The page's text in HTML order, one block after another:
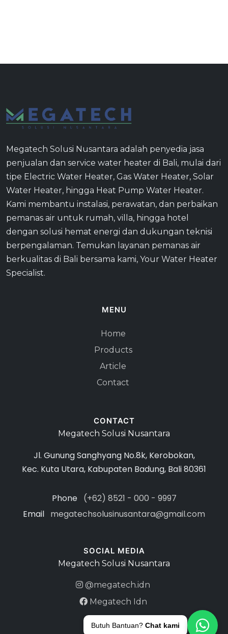
Megatech Solusi Nusantara adalah penyedia jasa
penjualan dan service water heater di Bali, mulai dari
tipe Electric Water Heater, Gas Water Heater, Solar
Water Heater, hingga Heat Pump Water Heater.
Kami membantu instalasi, perawatan, dan perbaikan
pemanas air untuk rumah, villa, hingga hotel
dengan solusi hemat energi dan dukungan teknisi
berpengalaman. Temukan layanan pemanas air
berkualitas di Bali bersama kami, Your Water Heater
Specialist.
MENU
Home
Products
Article
Contact
CONTACT
Megatech Solusi Nusantara
Jl. Gunung Sanghyang No.8k, Kerobokan,
Kec. Kuta Utara, Kabupaten Badung, Bali 80361
Phone (+62) 8521 - 000 - 9997
Email megatechsolusinusantara@gmail.com
SOCIAL MEDIA
Megatech Solusi Nusantara
@megatech.idn
Megatech Idn
Butuh Bantuan? Chat kami